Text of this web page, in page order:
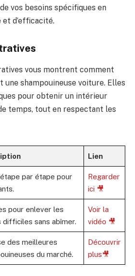
vos besoins spécifiques en
d’efficacité.
vous montrent comment
shampouineuse voiture. Elles
pour obtenir un intérieur
temps, tout en respectant les
Lien
par étape pour
Regarder
ici 🎥
pour enlever les
difficiles sans abîmer.
Voir la
vidéo 🎥
des meilleures
du marché.
Découvrir
plus🎥